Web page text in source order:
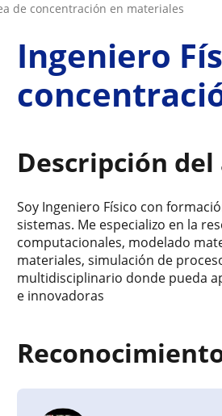
de concentración en materiales
Ingeniero
Descripción
Soy Ingeniero Físico con
sistemas. Me especializo en la
computacionales, modelado
materiales, simulación de
multidisciplinario donde pueda
e innovadoras